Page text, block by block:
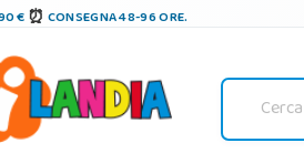
€ CONSEGNA 48-96 ORE.